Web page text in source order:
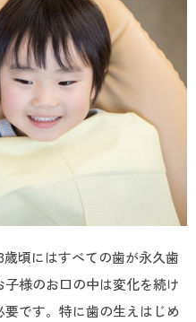
頃にはすべての歯が永久歯
様のお口の中は変化を続け
です。特に歯の生えはじめ